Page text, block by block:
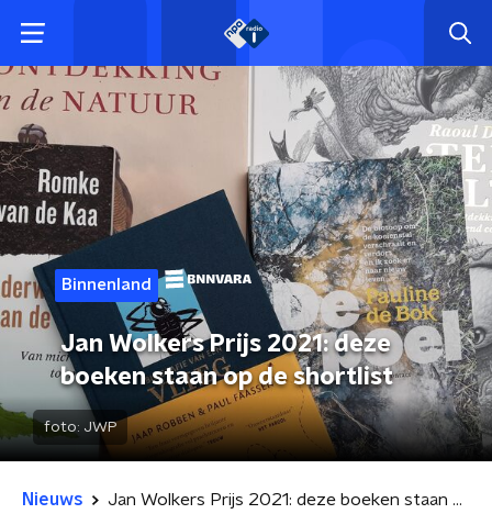
Binnenland
Jan Wolkers Prijs 2021: deze
boeken staan op de shortlist
foto: JWP
Nieuws Jan Wolkers Prijs 2021: deze boeken staan op de shortlist